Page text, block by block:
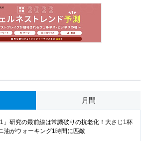
月間
1」研究の最前線は常識破りの抗老化！大さじ1杯
油がウォーキング1時間に匹敵